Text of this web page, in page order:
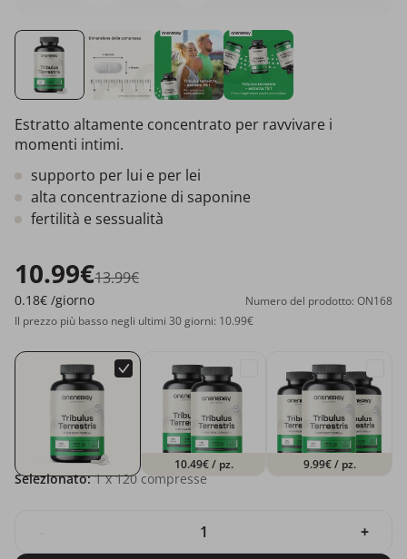
Estratto altamente concentrato per ravvivare i
momenti intimi.
supporto per lui e per lei
alta concentrazione di saponine
fertilità e sessualità
10.99€13.99€
0.18€ /giorno
Numero del prodotto: ON168
Il prezzo più basso negli ultimi 30 giorni: 10.99€
10.49€/ pz. 9.99€/ pz.
Selezionato: 1x 120 compresse
+